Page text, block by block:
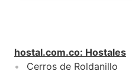
hostal.com.co: Hostales
Cerros de Roldanillo